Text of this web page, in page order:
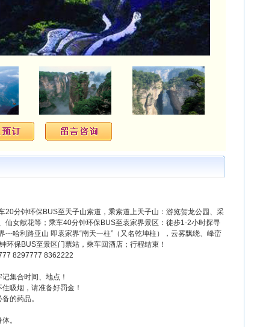
20分钟环保BUS至天子山索道，乘索道上天子山：游览贺龙公园、采
仙女献花等；乘车40分钟环保BUS至袁家界景区：徒步1-2小时探寻
哈利路亚山 即袁家界“南天一柱”（又名乾坤柱），云雾飘绕、峰峦
环保BUS至景区门票站，乘车回酒店；行程结束！
8297777 8362222
集合时间、地点！
吸烟，请准备好罚金！
的药品。
。